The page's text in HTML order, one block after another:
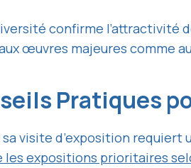
confirme l’attractivité
aux œuvres majeures comme
Pratiques
sa visite d’exposition
les expositions prioritaires